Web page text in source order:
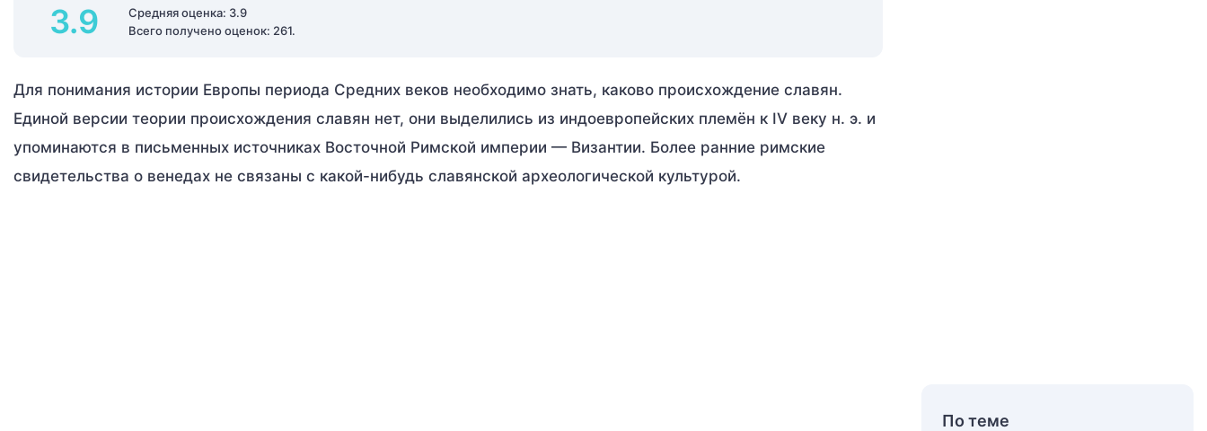
3.9
Средняя оценка: 3.9
Всего получено оценок: 261.
Для понимания истории Европы периода Средних веков необходимо знать, каково происхождение славян.
Единой версии теории происхождения славян нет, они выделились из индоевропейских племён к IV веку н. э. и
упоминаются в письменных источниках Восточной Римской империи — Византии. Более ранние римские
свидетельства о венедах не связаны с какой-нибудь славянской археологической культурой.
По теме